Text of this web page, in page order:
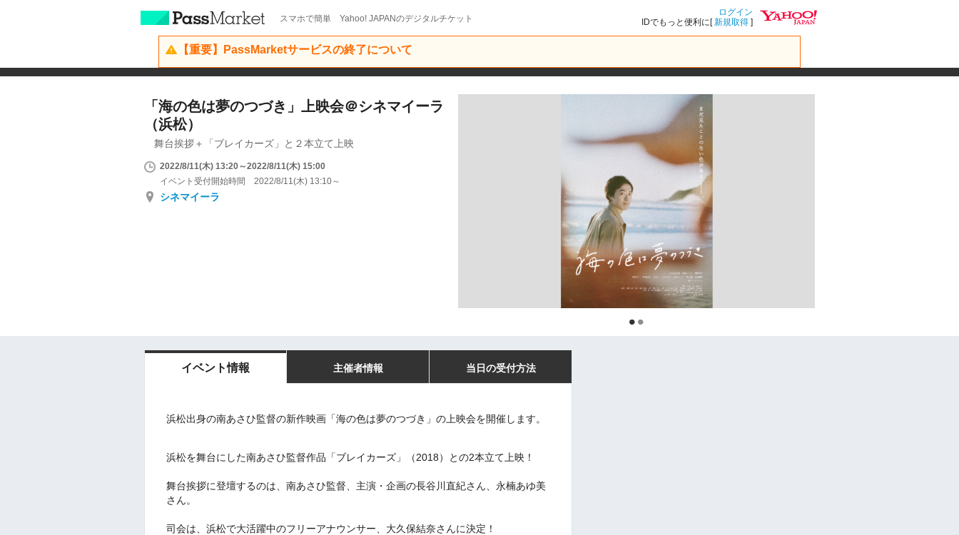
スマホで簡単 Yahoo! JAPANのデジタルチケット
ログイン
IDでもっと便利に[新規取得 ]
【重要】PassMarketサービスの終了について
「海の色は夢のつづき」上映会＠シネマイーラ
（浜松）
舞台挨拶＋「ブレイカーズ」と２本立て上映
2022/8/11(木) 13:20～2022/8/11(木) 15:00
イベント受付開始時間 2022/8/11(木) 13:10～
シネマイーラ
イベント情報 主催者情報 当日の受付方法
浜松出身の南あさひ監督の新作映画「海の色は夢のつづき」の上映会を開催します。
浜松を舞台にした南あさひ監督作品「ブレイカーズ」（2018）との2本立て上映！
舞台挨拶に登壇するのは、南あさひ監督、主演・企画の長谷川直紀さん、永楠あゆ美
さん。
司会は、浜松で大活躍中のフリーアナウンサー、大久保結奈さんに決定！